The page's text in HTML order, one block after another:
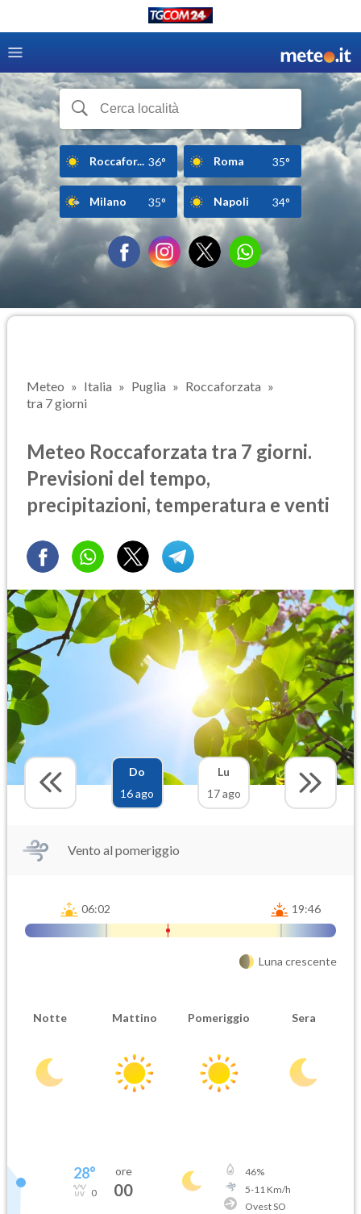
Roccafor... 36° Roma 35°
Milano 35° Napoli 34°
Meteo Italia Puglia
Roccaforzata
tra 7 giorni
Meteo Roccaforzata tra 7 giorni.
Previsioni del tempo,
precipitazioni, temperatura e venti
Do
16 ago
Lu
17 ago
Vento al pomeriggio
06:02 19:46
Luna crescente
Notte Mattino Pomeriggio Sera
28°
0
ore
00
46%
5-11 Km/h
Ovest SO